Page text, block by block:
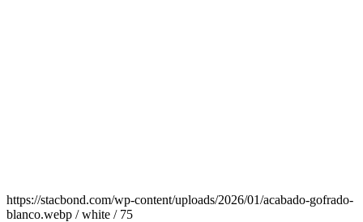
https://stacbond.com/wp-content/uploads/2026/01/acabado-gofrado-
blanco.webp / white / 75